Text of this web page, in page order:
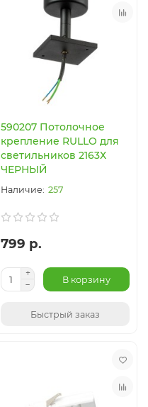
590207 Потолочное
крепление RULLO для
светильников 2163Х
ЧЕРНЫЙ
257
799 р.
В корзину
Быстрый заказ